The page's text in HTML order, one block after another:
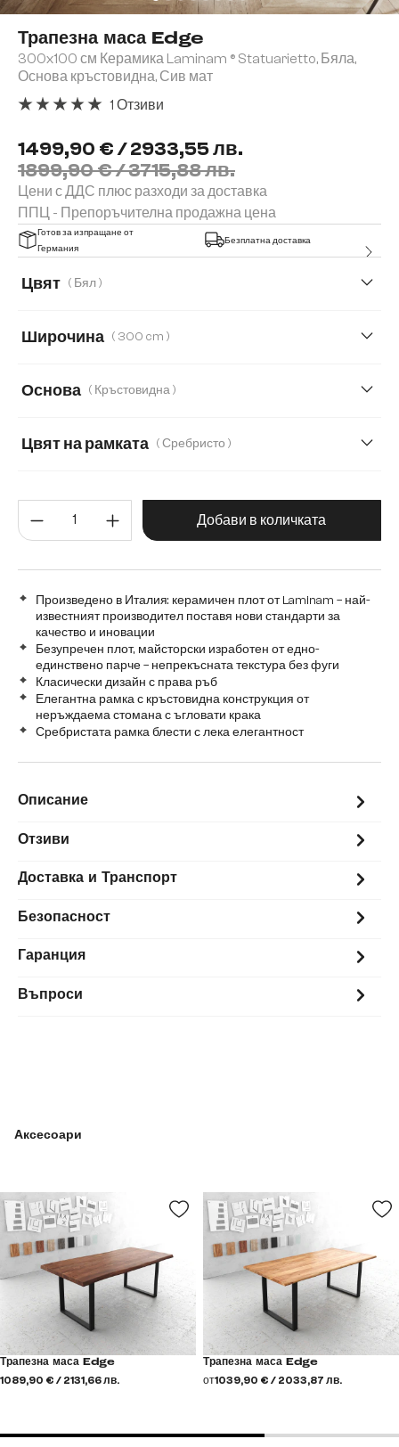
Трапезна маса Edge
300x100 см Керамика Laminam ® Statuarietto, Бяла,
Основа кръстовидна, Сив мат
1499,90 € / 2933,55 лв.
1899,90 € / 3715,88 лв.
Цени с ДДС плюс разходи за доставка
ППЦ - Препоръчителна продажна цена
1 Отзиви
Готов за изпращане от
Германия
Безплатна доставка
Цвят ( Бял )
Широчина ( 300 cm )
Основа ( Кръстовидна )
Цвят на рамката ( Сребристо )
Количество на продукта:
Добави в количката
Произведено в Италия: керамичен плот от Laminam – най-
известният производител поставя нови стандарти за
качество и иновации
Безупречен плот, майсторски изработен от едно-
единствено парче – непрекъсната текстура без фуги
Класически дизайн с права ръб
Елегантна рамка с кръстовидна конструкция от
неръждаема стомана с ъгловати крака
Сребристата рамка блести с лека елегантност
Описание
Отзиви
Доставка и Транспорт
Безопасност
Гаранция
Въпроси
Аксесоари
Трапезна маса Edge
1089,90 € / 2131,66 лв.
Трапезна маса Edge
от1039,90 € / 2033,87 лв.